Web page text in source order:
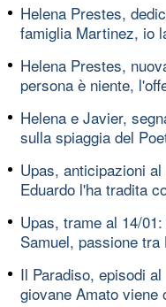
Helena Prestes,
famiglia Martinez, io
Helena Prestes,
persona è niente,
Helena e Javier,
sulla spiaggia del
Upas, anticipazioni
Eduardo l'ha tradita
Upas, trame al 14/
Samuel, passione
Il Paradiso, episodi
giovane Amato viene